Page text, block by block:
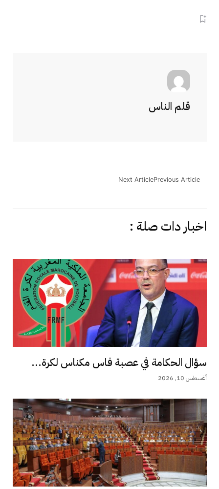
قلم الناس
Previous Article
Next Article
اخبار دات صلة :
سؤال الحكامة في عصبة فاس مكناس لكرة...
أغسطس 10, 2026